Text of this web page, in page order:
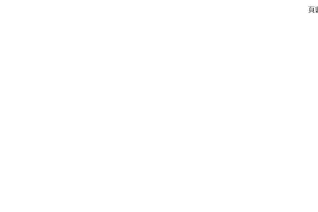
頁